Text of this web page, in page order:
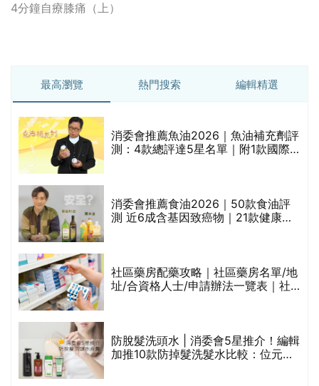
4分鐘自療膝痛（上）
最高瀏覽 熱門搜索 編輯精選
消委會推薦魚油2026｜魚油補充劑評
測：4款總評達5星名單｜附1款國際
消委會推薦食油2026｜50款食油評
測 近6成含基因致癌物｜21款健康煮
社區藥房配藥攻略｜社區藥房名單/地
址/合資格人士/申請辦法一覽表｜社
防脫髮洗頭水 | 消委會5星推介！編輯
加推10款防掉髮洗髮水比較：位元